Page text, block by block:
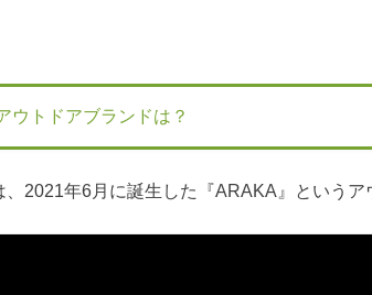
ウトドアブランドは？
2021年6月に誕生した『ARAKA』というア